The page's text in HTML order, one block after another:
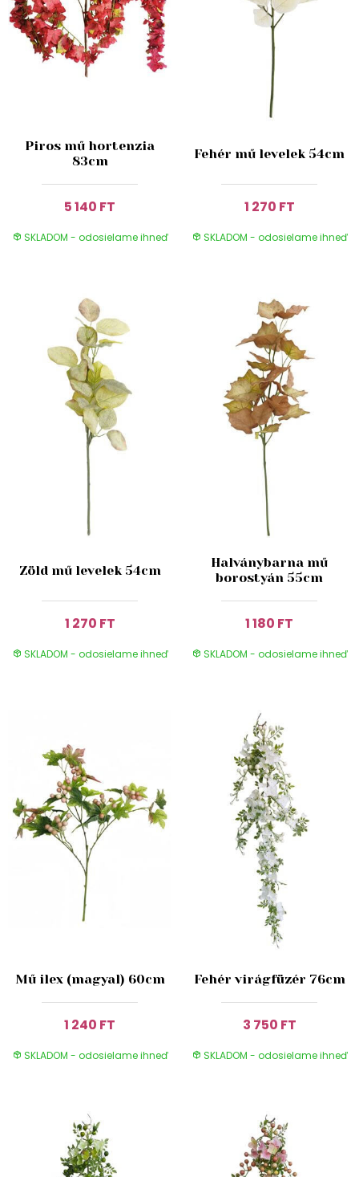
Piros mű hortenzia
83cm
5 140 FT
SKLADOM - odosielame ihneď
Fehér mű levelek 54cm
1 270 FT
SKLADOM - odosielame ihneď
Zöld mű levelek 54cm
1 270 FT
SKLADOM - odosielame ihneď
Halványbarna mű
borostyán 55cm
1 180 FT
SKLADOM - odosielame ihneď
Mű ilex (magyal) 60cm
1 240 FT
SKLADOM - odosielame ihneď
Fehér virágfüzér 76cm
3 750 FT
SKLADOM - odosielame ihneď